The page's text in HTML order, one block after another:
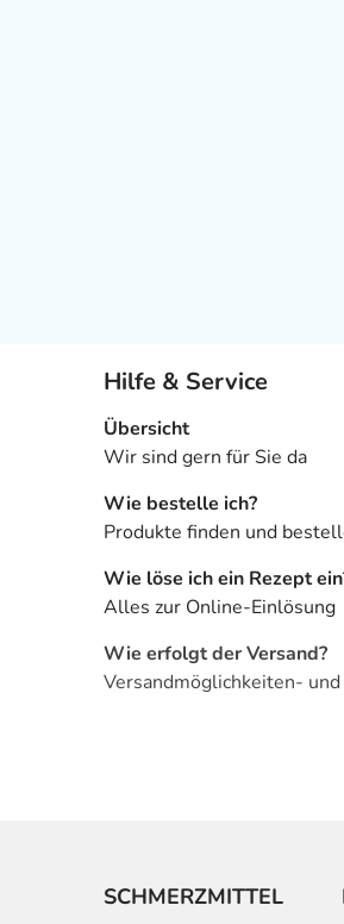
Hilfe & Service
Übersicht
Wir sind gern für Sie da
Wie bestelle ich?
Produkte finden und
Wie löse ich ein Rezept
Alles zur Online-Einlösung
Wie erfolgt der Versand?
Versandmöglichkeiten-
SCHMERZMITTEL